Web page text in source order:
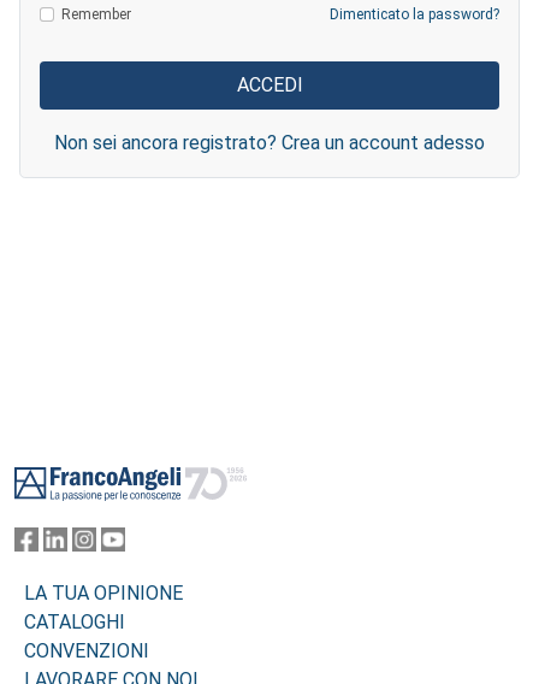
Remember Dimenticato la password?
Non sei ancora registrato? Crea un account adesso
LA TUA OPINIONE
CATALOGHI
CONVENZIONI